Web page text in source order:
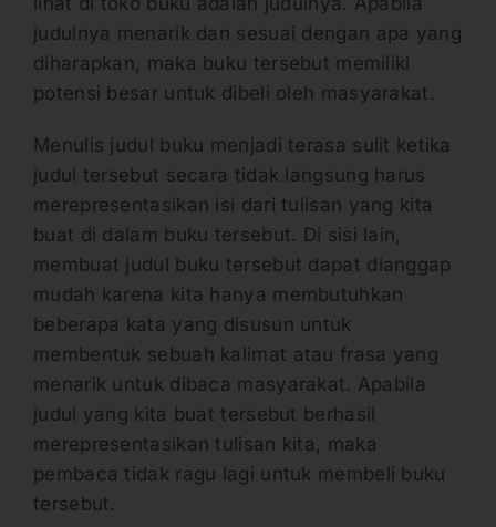
judulnya menarik dan sesuai dengan apa yang
diharapkan, maka buku tersebut memiliki
potensi besar untuk dibeli oleh masyarakat.
Menulis judul buku menjadi terasa sulit ketika
judul tersebut secara tidak langsung harus
merepresentasikan isi dari tulisan yang kita
buat di dalam buku tersebut. Di sisi lain,
membuat judul buku tersebut dapat dianggap
mudah karena kita hanya membutuhkan
beberapa kata yang disusun untuk
membentuk sebuah kalimat atau frasa yang
menarik untuk dibaca masyarakat. Apabila
judul yang kita buat tersebut berhasil
merepresentasikan tulisan kita, maka
pembaca tidak ragu lagi untuk membeli buku
tersebut.